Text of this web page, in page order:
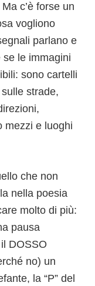
c’è forse un
vogliono
parlano e
se le immagini
sono cartelli
strade,
mezzi e luoghi
che non
nella poesia
molto di più:
pausa
DOSSO
no) un
la “P” del